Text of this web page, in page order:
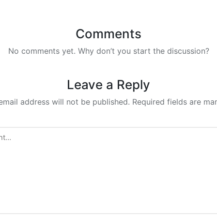
Comments
No comments yet. Why don’t you start the discussion?
Leave a Reply
address will not be published. Required fields are